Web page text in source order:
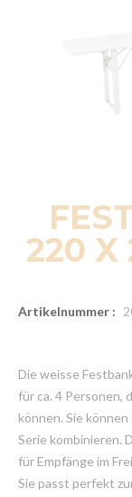
220 X
Artikelnummer :
Die weisse
für ca. 4 Personen,
können. Sie
Serie kombinieren.
für Empfänge im
Sie passt perfekt